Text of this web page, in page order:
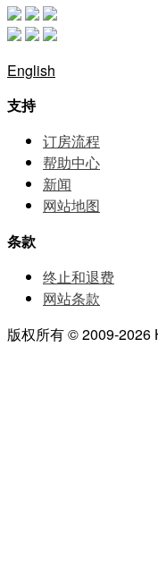
English
支持
订房流程
帮助中⼼
新闻
网站地图
条款
终止和退费
网站条款
版权所有 © 2009-2026